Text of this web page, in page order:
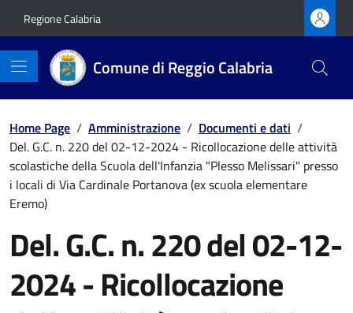
Regione Calabria
Comune di Reggio Calabria
Home Page / Amministrazione / Documenti e dati /
Del. G.C. n. 220 del 02-12-2024 - Ricollocazione delle attività
scolastiche della Scuola dell'Infanzia "Plesso Melissari" presso
i locali di Via Cardinale Portanova (ex scuola elementare
Eremo)
Del. G.C. n. 220 del 02-12-
2024 - Ricollocazione